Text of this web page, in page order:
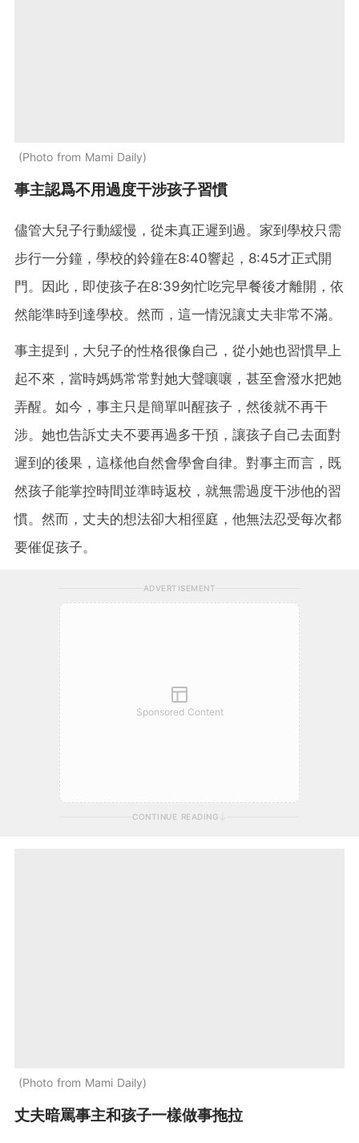
Photo from Mami Daily
事主認爲不用過度干涉孩子習慣
儘管大兒子行動緩慢，從未真正遲到過。家到學校只需
步行一分鐘，學校的鈴鐘在8:40響起，8:45才正式開
門。因此，即使孩子在8:39匆忙吃完早餐後才離開，依
然能準時到達學校。然而，這一情況讓丈夫非常不滿。
事主提到，大兒子的性格很像自己，從小她也習慣早上
起不來，當時媽媽常常對她大聲嚷嚷，甚至會潑水把她
弄醒。如今，事主只是簡單叫醒孩子，然後就不再干
涉。她也告訴丈夫不要再過多干預，讓孩子自己去面對
遲到的後果，這樣他自然會學會自律。對事主而言，既
然孩子能掌控時間並準時返校，就無需過度干涉他的習
慣。然而，丈夫的想法卻大相徑庭，他無法忍受每次都
要催促孩子。
ADVERTISEMENT
Sponsored Content
CONTINUE READING
Photo from Mami Daily
丈夫暗罵事主和孩子一樣做事拖拉